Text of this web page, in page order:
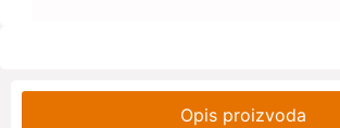
Opis proizvoda